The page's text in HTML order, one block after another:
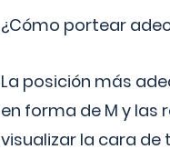
¿Cómo portear
La posición más
en forma de M y las
visualizar la cara